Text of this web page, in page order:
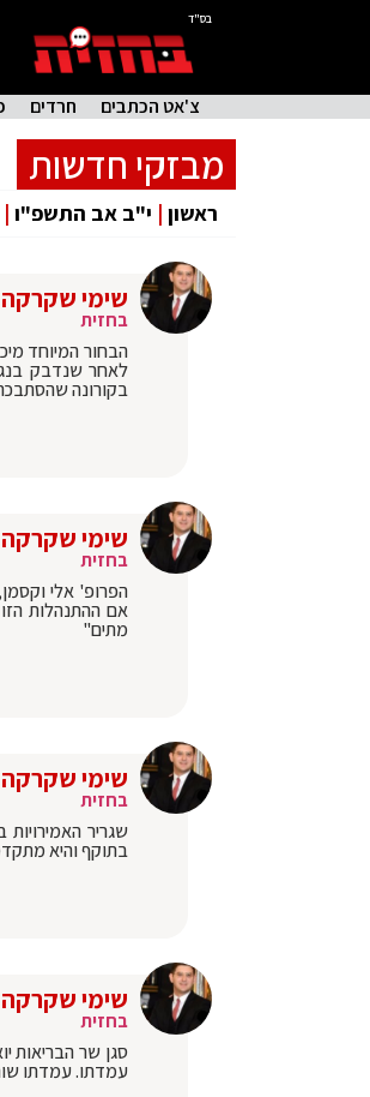
בס"ד
צ'אט הכתבים חרדים
מבזקי חדשות
ראשון | י"ב אב התשפ"ו |
שימי שקרקה
בחזית
הבחור המיוחד
לאחר שנדבק
בקורונה
שימי שקרקה
בחזית
הפרופ' אלי
אם ההתנהלות
מתים"
שימי שקרקה
בחזית
שגריר
בתוקף והיא
שימי שקרקה
בחזית
עמדתו. עמדתו